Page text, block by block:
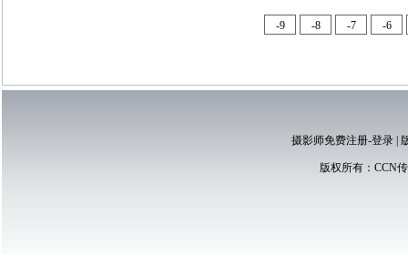
-9 -8 -7 -6
摄影师免费注册-登录|
版权所有： CCN